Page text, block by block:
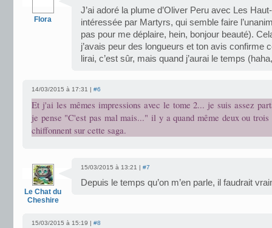
Flora
J’ai adoré la plume d’Oliver Peru avec Les
intéressée par Martyrs, qui semble faire
pas pour me déplaire, hein, bonjour beauté).
j’avais peur des longueurs et ton avis confirme
lirai, c’est sûr, mais quand j’aurai le temps
14/03/2015 à 17:31 | #6
Et j'ai les mêmes impressions avec le tome 2... je suis assez
je pense "C'est pas mal mais..." il y a quand même deux ou trois
chiffonnent sur cette saga.
Le Chat du
Cheshire
15/03/2015 à 13:21 | #7
Depuis le temps qu’on m’en parle, il faudrait
15/03/2015 à 15:19 | #8